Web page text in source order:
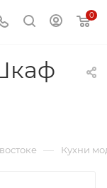
0
— Кухни